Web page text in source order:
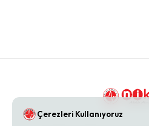
Çerezleri Kullanıyoruz